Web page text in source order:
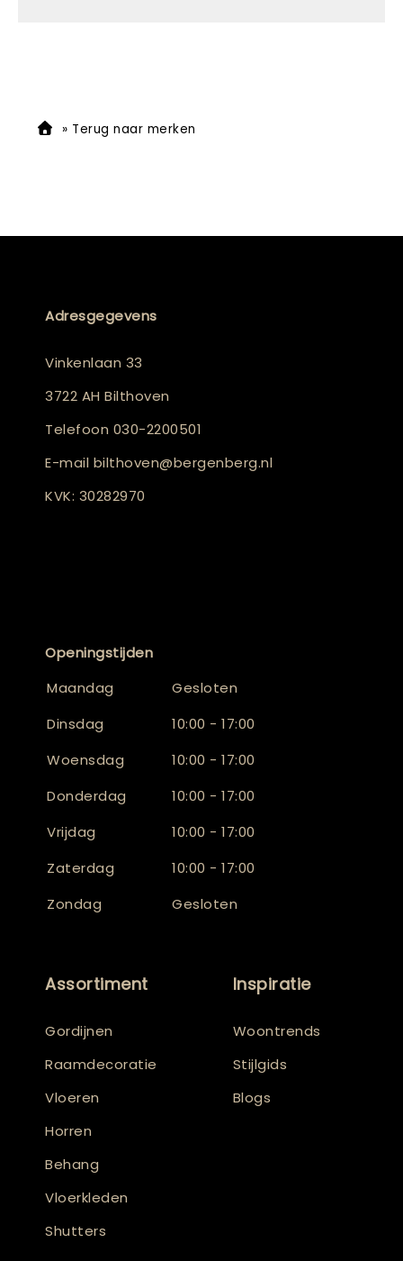
» Terug naar merken
Adresgegevens
Vinkenlaan 33
3722 AH Bilthoven
Telefoon 030-2200501
E-mail bilthoven@bergenberg.nl
KVK: 30282970
Openingstijden
Maandag
Gesloten
Dinsdag
10:00 - 17:00
Woensdag
10:00 - 17:00
Donderdag
10:00 - 17:00
Vrijdag
10:00 - 17:00
Zaterdag
10:00 - 17:00
Zondag
Gesloten
Assortiment
Gordijnen
Raamdecoratie
Vloeren
Horren
Behang
Vloerkleden
Shutters
Inspiratie
Woontrends
Stijlgids
Blogs